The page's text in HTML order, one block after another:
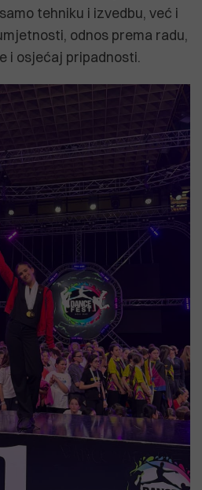
tehniku i izvedbu, već i
odnos prema radu,
i osjećaj pripadnosti.